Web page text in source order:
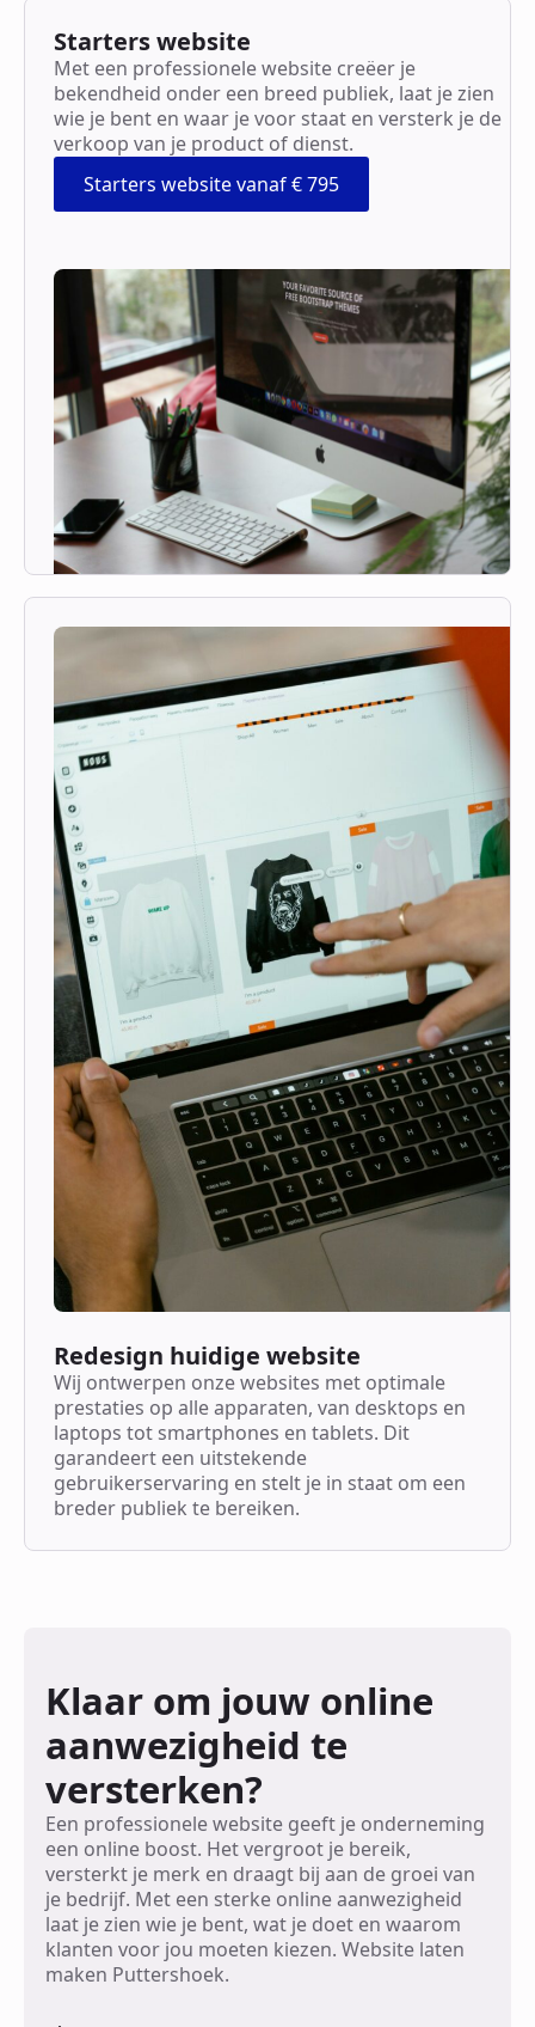
Starters website
Met een professionele website creëer je
bekendheid onder een breed publiek, laat je zien
wie je bent en waar je voor staat en versterk je de
verkoop van je product of dienst.
Starters website vanaf € 795
Redesign huidige website
Wij ontwerpen onze websites met optimale
prestaties op alle apparaten, van desktops en
laptops tot smartphones en tablets. Dit
garandeert een uitstekende
gebruikerservaring en stelt je in staat om een
breder publiek te bereiken.
Klaar om jouw online
aanwezigheid te
versterken?
Een professionele website geeft je onderneming
een online boost. Het vergroot je bereik,
versterkt je merk en draagt bij aan de groei van
je bedrijf. Met een sterke online aanwezigheid
laat je zien wie je bent, wat je doet en waarom
klanten voor jou moeten kiezen. Website laten
maken Puttershoek.